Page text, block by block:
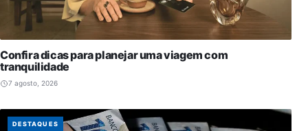
Confira dicas para planejar uma viagem com
tranquilidade
7 agosto, 2026
DESTAQUES